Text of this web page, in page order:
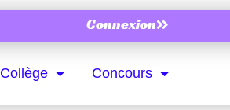
Connexion
Collège Concours